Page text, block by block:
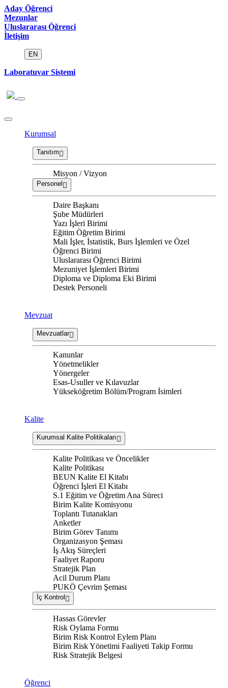
Aday Öğrenci
Mezunlar
Uluslararası Öğrenci
İletişim
EN
Laboratuvar Sistemi
Kurumsal
Tanıtım
Misyon / Vizyon
Personel
Daire Başkanı
Şube Müdürleri
Yazı İşleri Birimi
Eğitim Öğretim Birimi
Mali İşler, İstatistik, Burs İşlemleri ve Özel
Öğrenci Birimi
Uluslararası Öğrenci Birimi
Mezuniyet İşlemleri Birimi
Diploma ve Diploma Eki Birimi
Destek Personeli
Mevzuat
Mevzuatlar
Kanunlar
Yönetmelikler
Yönergeler
Esas-Usuller ve Kılavuzlar
Yükseköğretim Bölüm/Program İsimleri
Kalite
Kurumsal Kalite Politikaları
Kalite Politikası ve Öncelikler
Kalite Politikası
BEUN Kalite El Kitabı
Öğrenci İşleri El Kitabı
S.1 Eğitim ve Öğretim Ana Süreci
Birim Kalite Komisyonu
Toplantı Tutanakları
Anketler
Birim Görev Tanımı
Organizasyon Şeması
İş Akış Süreçleri
Faaliyet Raporu
Stratejik Plan
Acil Durum Planı
PUKÖ Çevrim Şeması
İç Kontrol
Hassas Görevler
Risk Oylama Formu
Birim Risk Kontrol Eylem Planı
Birim Risk Yönetimi Faaliyeti Takip Formu
Risk Stratejik Belgesi
Öğrenci